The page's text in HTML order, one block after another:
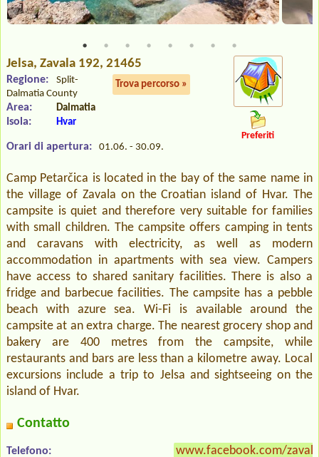
Jelsa, Zavala 192, 21465
Trova percorso »
Regione:
Split-
Dalmatia County
Area: Dalmatia
Isola: Hvar
Orari di apertura: 01.06. - 30.09.
Preferiti
Camp Petarčica is located in the bay of the same name in
the village of Zavala on the Croatian island of Hvar. The
campsite is quiet and therefore very suitable for families
with small children. The campsite offers camping in tents
and caravans with electricity, as well as modern
accommodation in apartments with sea view. Campers
have access to shared sanitary facilities. There is also a
fridge and barbecue facilities. The campsite has a pebble
beach with azure sea. Wi-Fi is available around the
campsite at an extra charge. The nearest grocery shop and
bakery are 400 metres from the campsite, while
restaurants and bars are less than a kilometre away. Local
excursions include a trip to Jelsa and sightseeing on the
island of Hvar.
Contatto
Telefono: www.facebook.com/